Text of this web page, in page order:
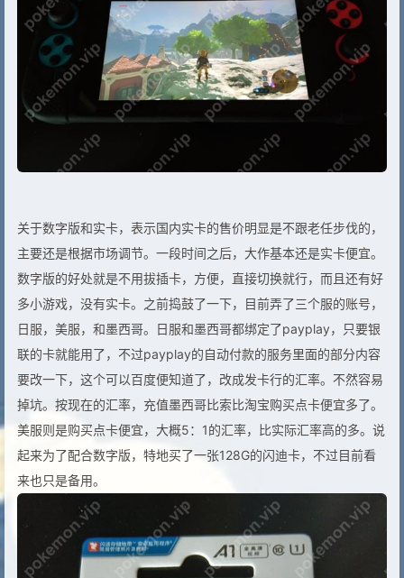
关于数字版和实卡，表示国内实卡的售价明显是不跟老任步伐的，
主要还是根据市场调节。一段时间之后，大作基本还是实卡便宜。
数字版的好处就是不用拔插卡，方便，直接切换就行，而且还有好
多小游戏，没有实卡。之前捣鼓了一下，目前弄了三个服的账号，
日服，美服，和墨西哥。日服和墨西哥都绑定了payplay，只要银
联的卡就能用了，不过payplay的自动付款的服务里面的部分内容
要改一下，这个可以百度便知道了，改成发卡行的汇率。不然容易
掉坑。按现在的汇率，充值墨西哥比索比淘宝购买点卡便宜多了。
美服则是购买点卡便宜，大概5：1的汇率，比实际汇率高的多。说
起来为了配合数字版，特地买了一张128G的闪迪卡，不过目前看
来也只是备用。